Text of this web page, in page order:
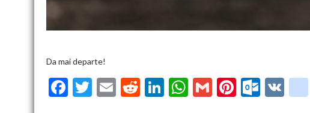
Da mai departe!
F
T
E
R
Li W G
Pi O